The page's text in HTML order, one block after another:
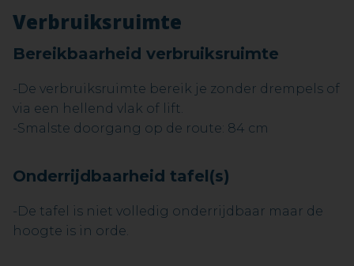
Verbruiksruimte
Bereikbaarheid verbruiksruimte
-De verbruiksruimte bereik je zonder drempels of
via een hellend vlak of lift.
-Smalste doorgang op de route: 84 cm
Onderrijdbaarheid tafel(s)
-De tafel is niet volledig onderrijdbaar maar de
hoogte is in orde.